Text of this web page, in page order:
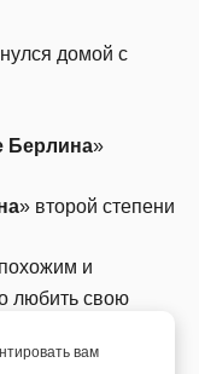
домой с
Берлина»
» второй степени
и
любить свою
живем. Уметь
вам